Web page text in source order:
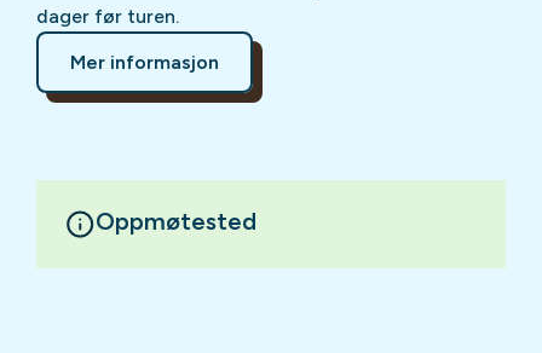
dager før turen.
Mer informasjon
Oppmøtested